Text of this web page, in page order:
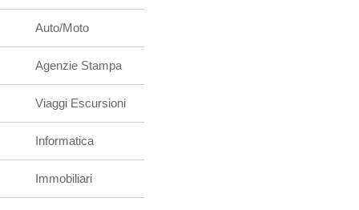
Auto/Moto
Agenzie Stampa
Viaggi Escursioni
Informatica
Immobiliari